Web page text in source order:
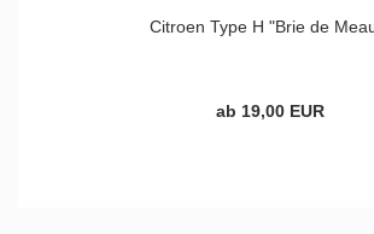
Citroen Type H "Brie de
ab 19,00 EUR